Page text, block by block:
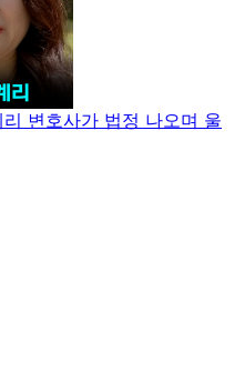
변호사가 법정 나오며 울